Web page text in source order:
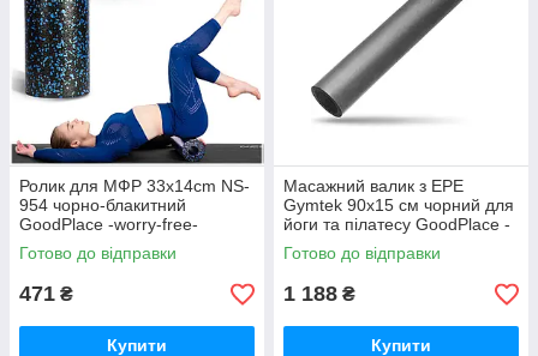
Ролик для МФР 33x14cm NS-
954 чорно-блакитний
GoodPlace -worry-free-
shopping-
Готово до відправки
471 ₴
Купити
Масажний валик з EPE
Gymtek 90х15 см чорний для
йоги та пілатесу GoodPlace -
worry-free-shopping-
Готово до відправки
1 188 ₴
Купити